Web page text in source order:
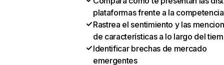
plataformas frente a la competencia
Rastrea el sentimiento y las
de características a lo largo del
Identificar brechas de mercado
emergentes